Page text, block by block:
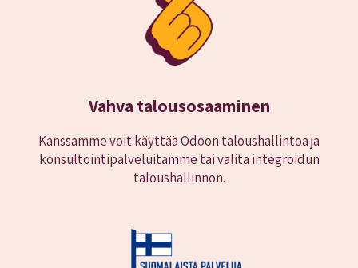
Vahva talousosaaminen
Kanssamme voit käyttää Odoon taloushallintoa ja
konsultointipalveluitamme tai valita integroidun
taloushallinnon.